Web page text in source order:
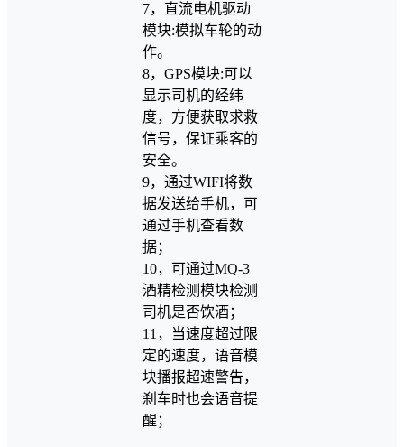
7，直流电机驱动
模块:模拟车轮的动
作。
8，GPS模块:可以
显示司机的经纬
度，方便获取求救
信号，保证乘客的
安全。
9，通过WIFI将数
据发送给手机，可
通过手机查看数
据；
10，可通过MQ-3
酒精检测模块检测
司机是否饮酒；
11，当速度超过限
定的速度，语音模
块播报超速警告，
刹车时也会语音提
醒；